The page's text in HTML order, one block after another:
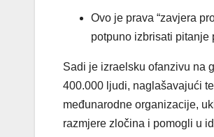
Ovo je prava “zavjera
potpuno izbrisati
Sadi je izraelsku ofanzivu na
400.000 ljudi, naglašavajući
međunarodne organizacije,
razmjere zločina i pomogli u